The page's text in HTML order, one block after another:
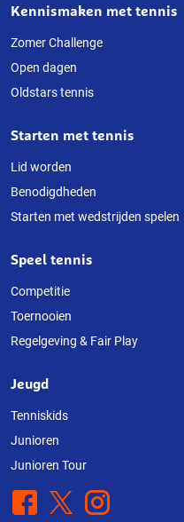
Over
deze
website
Kennismaken met tennis
Zomer Challenge
Open dagen
Oldstars tennis
Starten met tennis
Lid worden
Benodigdheden
Starten met wedstrijden spelen
Speel tennis
Competitie
Toernooien
Regelgeving & Fair Play
Jeugd
Tenniskids
Junioren
Junioren Tour
Facebook
X Instagram